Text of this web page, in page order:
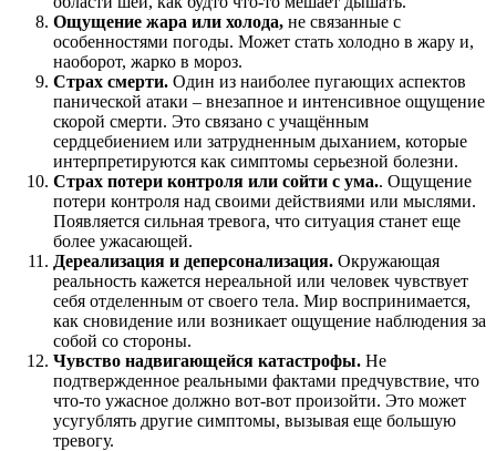
Ощущение жара или холода, не связанные с
особенностями погоды. Может стать холодно в жару и,
наоборот, жарко в мороз.
Страх смерти. Один из наиболее пугающих аспектов
панической атаки – внезапное и интенсивное ощущение
скорой смерти. Это связано с учащённым
сердцебиением или затрудненным дыханием, которые
интерпретируются как симптомы серьезной болезни.
Страх потери контроля или сойти с ума.. Ощущение
потери контроля над своими действиями или мыслями.
Появляется сильная тревога, что ситуация станет еще
более ужасающей.
Дереализация и деперсонализация. Окружающая
реальность кажется нереальной или человек чувствует
себя отделенным от своего тела. Мир воспринимается,
как сновидение или возникает ощущение наблюдения за
собой со стороны.
Чувство надвигающейся катастрофы. Не
подтвержденное реальными фактами предчувствие, что
что-то ужасное должно вот-вот произойти. Это может
усугублять другие симптомы, вызывая еще большую
тревогу.